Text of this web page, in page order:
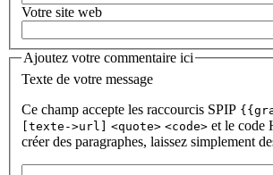
Votre site web
Ajoutez votre commentaire ici
Texte de votre message
Ce champ accepte les raccourcis SPIP
[texte->url]
<quote> <code> et le code
créer des paragraphes, laissez simplement